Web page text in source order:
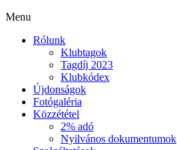
Menu
Rólunk
Klubtagok
Tagdíj 2023
Klubkódex
Újdonságok
Fotógaléria
Közzététel
2% adó
Nyilvános dokumentumok